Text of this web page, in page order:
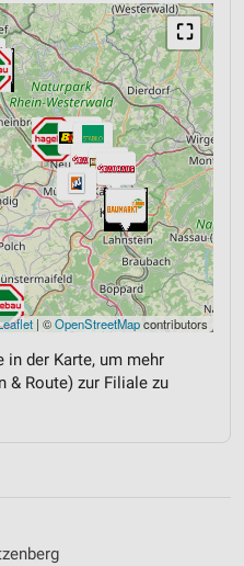
⛶
| ©OpenStreetMapcontributors
in der Karte, um mehr
& Route) zur Filiale zu